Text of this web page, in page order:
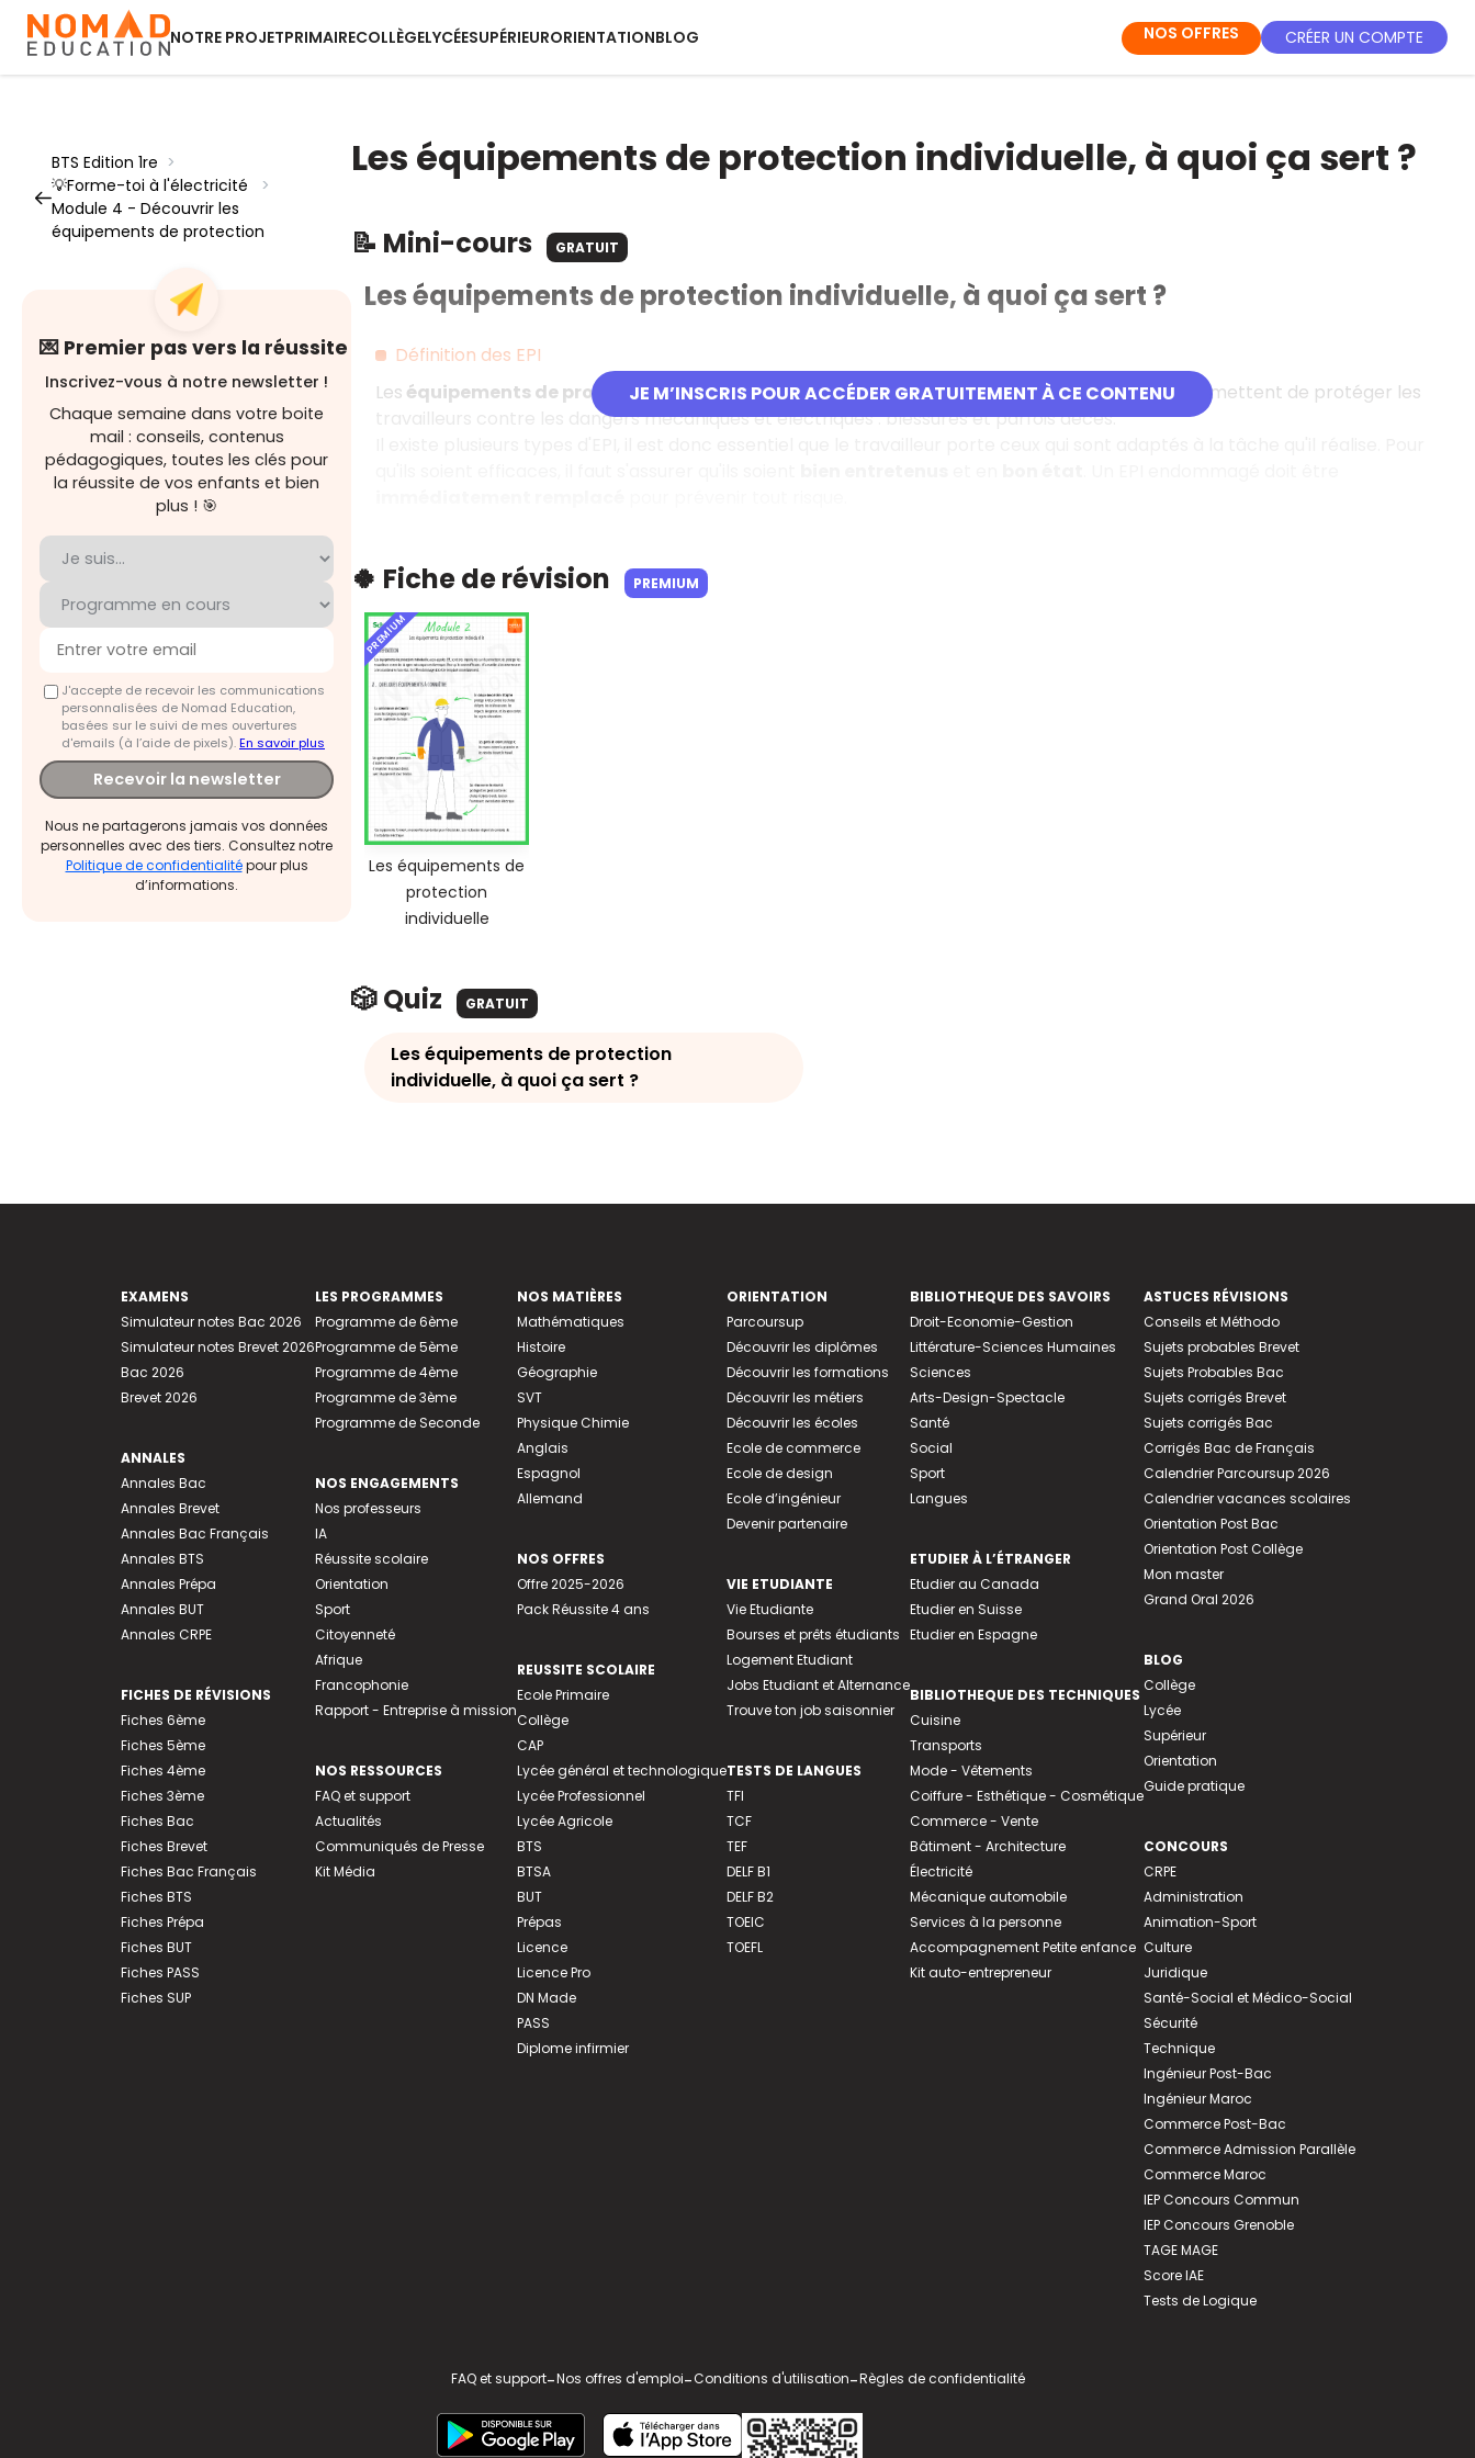
NOTRE PROJETPRIMAIRECOLLÈGELYCÉESUPÉRIEURORIENTATIONBLOG NOS OFFRES CRÉER UN COMPTE
BTS Edition 1re >
💡Forme-toi à l'électricité
>
Module 4 - Découvrir les
équipements de protection
💌 Premier pas vers la réussite
Inscrivez-vous à notre newsletter !
Chaque semaine dans votre boite
mail : conseils, contenus
pédagogiques, toutes les clés pour
la réussite de vos enfants et bien
plus ! 🎯
J'accepte de recevoir les communications
personnalisées de Nomad Education,
basées sur le suivi de mes ouvertures
d'emails (à l’aide de pixels).En savoir plus
Recevoir la newsletter
Nous ne partagerons jamais vos données
personnelles avec des tiers. Consultez notre
Politique de confidentialitépour plus
d’informations.
Les équipements de protection individuelle, à quoi ça sert ?
📝 Mini-cours GRATUIT
JE M’INSCRIS POUR ACCÉDER GRATUITEMENT À CE CONTENU
Les équipements de protection individuelle, à quoi ça sert ?
Définition des EPI
Les équipements de protection individuelle, aussi appelésEPI, sont très importants car ils permettent de protéger les
travailleurs contre les dangers mécaniques et électriques : blessures et parfois décès.
🍀 Fiche de révision PREMIUM
PREMIUM
Les équipements de
protection
individuelle
🎲 Quiz GRATUIT
Les équipements de protection
individuelle, à quoi ça sert ?
EXAMENS
Simulateur notes Bac 2026
Simulateur notes Brevet 2026
Bac 2026
Brevet 2026
ANNALES
Annales Bac
Annales Brevet
Annales Bac Français
Annales BTS
Annales Prépa
Annales BUT
Annales CRPE
FICHES DE RÉVISIONS
Fiches 6ème
Fiches 5ème
Fiches 4ème
Fiches 3ème
Fiches Bac
Fiches Brevet
Fiches Bac Français
Fiches BTS
Fiches Prépa
Fiches BUT
Fiches PASS
Fiches SUP
LES PROGRAMMES
Programme de 6ème
Programme de 5ème
Programme de 4ème
Programme de 3ème
Programme de Seconde
NOS ENGAGEMENTS
Nos professeurs
IA
Réussite scolaire
Orientation
Sport
Citoyenneté
Afrique
Francophonie
Rapport - Entreprise à mission
NOS RESSOURCES
FAQ et support
Actualités
Communiqués de Presse
Kit Média
NOS MATIÈRES
Mathématiques
Histoire
Géographie
SVT
Physique Chimie
Anglais
Espagnol
Allemand
NOS OFFRES
Offre 2025-2026
Pack Réussite 4 ans
REUSSITE SCOLAIRE
Ecole Primaire
Collège
CAP
Lycée général et technologique
Lycée Professionnel
Lycée Agricole
BTS
BTSA
BUT
Prépas
Licence
Licence Pro
DN Made
PASS
Diplome infirmier
ORIENTATION
Parcoursup
Découvrir les diplômes
Découvrir les formations
Découvrir les métiers
Découvrir les écoles
Ecole de commerce
Ecole de design
Ecole d’ingénieur
Devenir partenaire
VIE ETUDIANTE
Vie Etudiante
Bourses et prêts étudiants
Logement Etudiant
Jobs Etudiant et Alternance
Trouve ton job saisonnier
TESTS DE LANGUES
TFI
TCF
TEF
DELF B1
DELF B2
TOEIC
TOEFL
BIBLIOTHEQUE DES SAVOIRS
Droit-Economie-Gestion
Littérature-Sciences Humaines
Sciences
Arts-Design-Spectacle
Santé
Social
Sport
Langues
ETUDIER À L’ÉTRANGER
Etudier au Canada
Etudier en Suisse
Etudier en Espagne
BIBLIOTHEQUE DES TECHNIQUES
Cuisine
Transports
Mode - Vêtements
Coiffure - Esthétique - Cosmétique
Commerce - Vente
Bâtiment - Architecture
Électricité
Mécanique automobile
Services à la personne
Accompagnement Petite enfance
Kit auto-entrepreneur
ASTUCES RÉVISIONS
Conseils et Méthodo
Sujets probables Brevet
Sujets Probables Bac
Sujets corrigés Brevet
Sujets corrigés Bac
Corrigés Bac de Français
Calendrier Parcoursup 2026
Calendrier vacances scolaires
Orientation Post Bac
Orientation Post Collège
Mon master
Grand Oral 2026
BLOG
Collège
Lycée
Supérieur
Orientation
Guide pratique
CONCOURS
CRPE
Administration
Animation-Sport
Culture
Juridique
Santé-Social et Médico-Social
Sécurité
Technique
Ingénieur Post-Bac
Ingénieur Maroc
Commerce Post-Bac
Commerce Admission Parallèle
Commerce Maroc
IEP Concours Commun
IEP Concours Grenoble
TAGE MAGE
Score IAE
Tests de Logique
FAQ et support-Nos offres d'emploi-Conditions d'utilisation-Règles de confidentialité